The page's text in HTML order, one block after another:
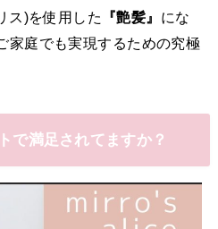
ス)を使用した 『艶髪』 にな
家庭でも実現するための究極
で満足されてますか？